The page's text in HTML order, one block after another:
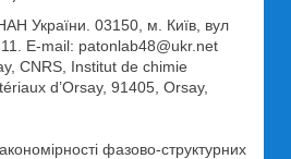
України. 03150, м. Київ, вул
E-mail: patonlab48@ukr.net
CNRS, Institut de chimie
d’Orsay, 91405, Orsay,
фазово-структурних